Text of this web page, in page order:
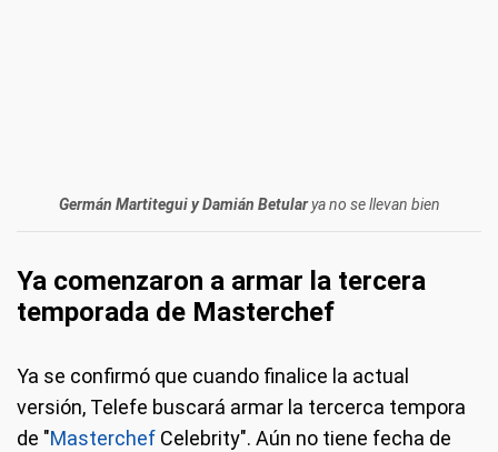
Germán Martitegui y Damián Betularya no se llevan bien
Ya comenzaron a armar la tercera
temporada de Masterchef
Ya se confirmó que cuando finalice la actual
versión, Telefe buscará armar la tercerca tempora
de "Masterchef Celebrity". Aún no tiene fecha de